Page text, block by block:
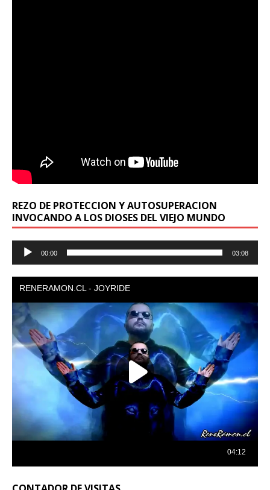
REZO DE PROTECCION Y AUTOSUPERACION
INVOCANDO A LOS DIOSES DEL VIEJO MUNDO
Reproductor
00:00 03:08